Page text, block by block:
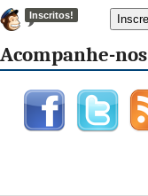
Inscritos!
Acompanhe-nos